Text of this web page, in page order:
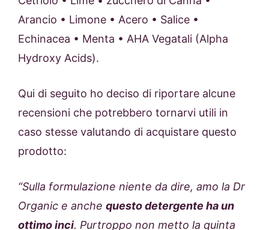
Arancio • Limone • Acero • Salice •
Echinacea • Menta • AHA Vegatali (Alpha
Hydroxy Acids).
Qui di seguito ho deciso di riportare alcune
recensioni che potrebbero tornarvi utili in
caso stesse valutando di acquistare questo
prodotto:
“Sulla formulazione niente da dire, amo la Dr
Organic e anche questo detergente ha un
ottimo inci. Purtroppo non metto la quinta